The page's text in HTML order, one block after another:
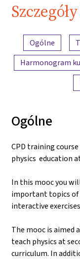
Przegląd treści
Ogólne
Harmonogram
Ogólne
CPD training
physics education
In this mooc you
important topics of
interactive
The mooc is aimed
teach physics at
curriculum. In